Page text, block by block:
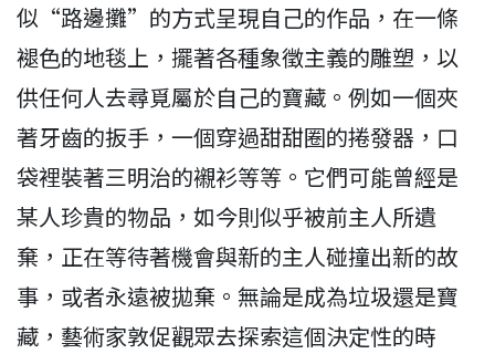
似“路邊攤”的方式呈現自己的作品，在一條
褪色的地毯上，擺著各種象徵主義的雕塑，以
供任何人去尋覓屬於自己的寶藏。例如一個夾
著牙齒的扳手，一個穿過甜甜圈的捲發器，口
袋裡裝著三明治的襯衫等等。它們可能曾經是
某人珍貴的物品，如今則似乎被前主人所遺
棄，正在等待著機會與新的主人碰撞出新的故
事，或者永遠被拋棄。無論是成為垃圾還是寶
藏，藝術家敦促觀眾去探索這個決定性的時